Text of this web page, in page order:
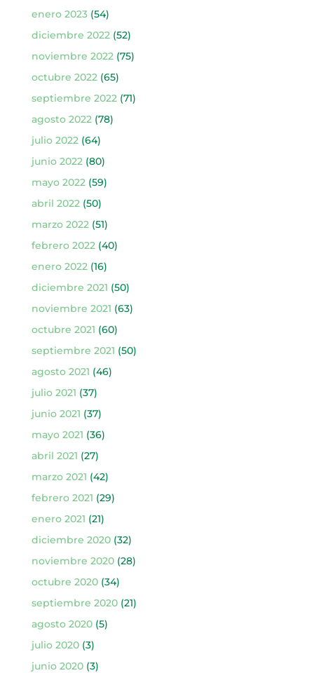
enero 2023(54)
diciembre 2022(52)
noviembre 2022(75)
octubre 2022(65)
septiembre 2022(71)
agosto 2022(78)
julio 2022(64)
junio 2022(80)
mayo 2022(59)
abril 2022(50)
marzo 2022(51)
febrero 2022(40)
enero 2022(16)
diciembre 2021 (50)
noviembre 2021 (63)
octubre 2021 (60)
septiembre 2021 (50)
agosto 2021 (46)
julio 2021 (37)
junio 2021 (37)
mayo 2021 (36)
abril 2021 (27)
marzo 2021 (42)
febrero 2021 (29)
enero 2021 (21)
diciembre 2020(32)
noviembre 2020(28)
octubre 2020(34)
septiembre 2020(21)
agosto 2020(5)
julio 2020(3)
junio 2020(3)